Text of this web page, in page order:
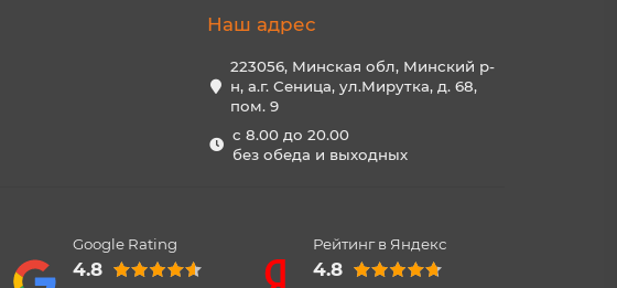
Наш адрес
223056, Минская обл, Минский р-
н, а.г. Сеница, ул.Мирутка, д. 68,
пом. 9
с 8.00 до 20.00
без обеда и выходных
Google Rating
4.8
Рейтинг в Яндекс
4.8